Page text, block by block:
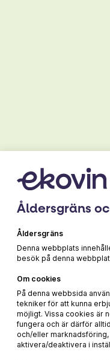
Vin till
Åldersgräns
Åldersgräns
Denna webbplats
besök på denna
Om cookies
På denna webbsida
tekniker för att kunna
möjligt. Vissa cookies är
fungera och är därför
och/eller
aktivera/deaktivera i